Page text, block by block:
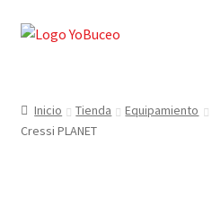
Ir
Ir
EQUIPAMIENTO
Inicio Tienda Equipamiento
Cressi PLANET